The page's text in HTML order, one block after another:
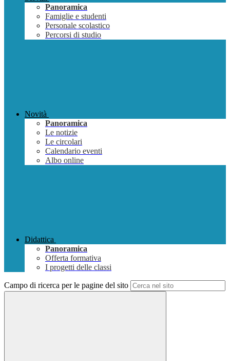
Panoramica
Famiglie e studenti
Personale scolastico
Percorsi di studio
Novità
Panoramica
Le notizie
Le circolari
Calendario eventi
Albo online
Didattica
Panoramica
Offerta formativa
I progetti delle classi
Campo di ricerca per le pagine del sito